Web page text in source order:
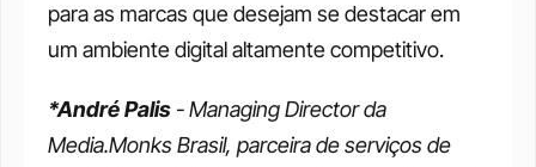
para as marcas que desejam se destacar em
um ambiente digital altamente competitivo.
*André Palis - Managing Director da
Media.Monks Brasil, parceira de serviços de